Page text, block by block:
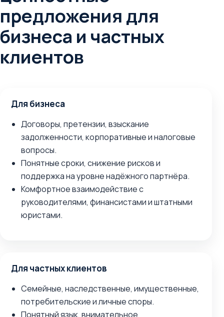
предложения для
бизнеса и частных
клиентов
Для бизнеса
Договоры, претензии, взыскание
задолженности, корпоративные и налоговые
вопросы.
Понятные сроки, снижение рисков и
поддержка на уровне надёжного партнёра.
Комфортное взаимодействие с
руководителями, финансистами и штатными
юристами.
Для частных клиентов
Семейные, наследственные, имущественные,
потребительские и личные споры.
Понятный язык, внимательное